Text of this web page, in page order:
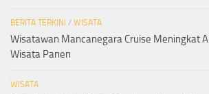
BERITA TERKINI / WISATA
Wisatawan Mancanegara Cruise Meningkat
Wisata Panen
WISATA